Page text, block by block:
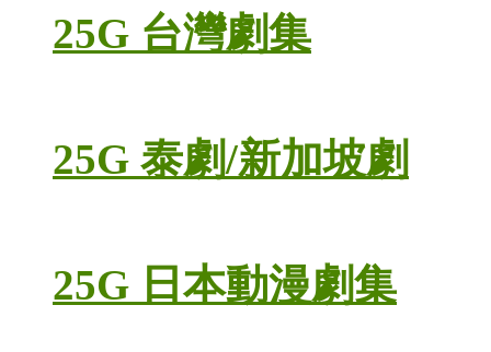
25G 台灣劇集
25G 泰劇/新加坡劇
25G 日本動漫劇集